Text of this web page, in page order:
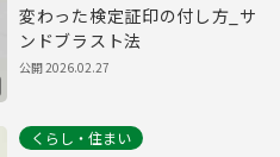
変わった検定証印の付し方_サ
ンドブラスト法
公開2026.02.27
くらし・住まい